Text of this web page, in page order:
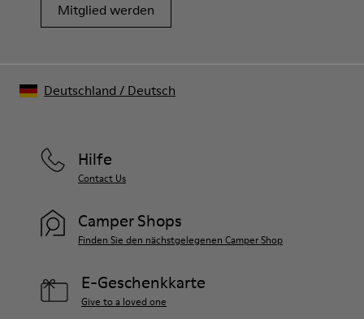
Mitglied werden
Hilfe
Contact Us
Camper Shops
Finden Sie den nächstgelegenen Camper Shop
E-Geschenkkarte
Give to a loved one
Deutschland / Deutsch